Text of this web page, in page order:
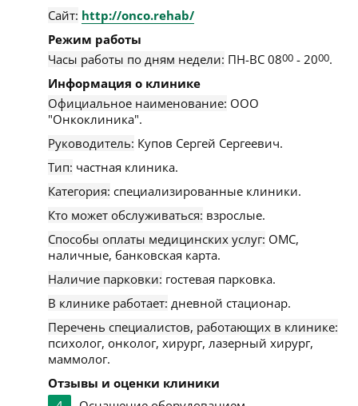
Сайт: http://onco.rehab/
Режим работы
Часы работы по дням недели: ПН-ВС 0800 - 2000.
Информация о клинике
Официальное наименование: ООО
"Онкоклиника".
Руководитель: Купов Сергей Сергеевич.
Тип: частная клиника.
Категория: специализированные клиники.
Кто может обслуживаться: взрослые.
Способы оплаты медицинских услуг: ОМС,
наличные, банковская карта.
Наличие парковки: гостевая парковка.
В клинике работает: дневной стационар.
Перечень специалистов, работающих в клинике:
психолог, онколог, хирург, лазерный хирург,
маммолог.
Отзывы и оценки клиники